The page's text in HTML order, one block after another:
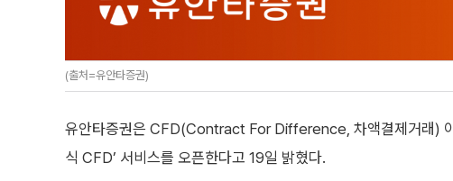
(출처=유안타증권)
유안타증권은 CFD(Contract For Difference, 차액결제거래)
식 CFD’ 서비스를 오픈한다고 19일 밝혔다.